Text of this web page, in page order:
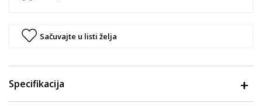
Sačuvajte u listi želja
Specifikacija